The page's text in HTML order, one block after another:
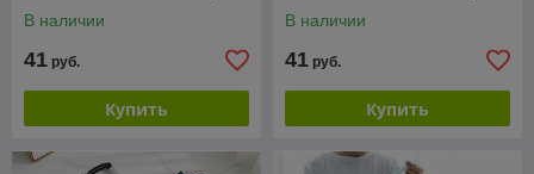
размеров), Серый
В наличии
41 руб.
Купить
размеров), Черный
В наличии
41 руб.
Купить